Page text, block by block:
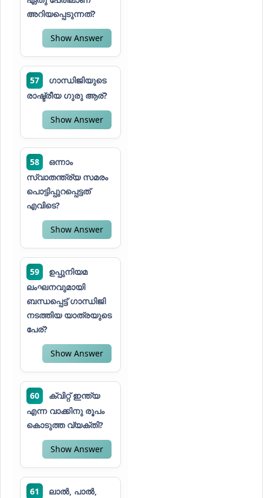
അറിയപ്പെടുന്നത്?
Show Answer
57
ഗാന്ധിജിയുടെ
രാഷ്ട്രീയ ഗുരു ആര്?
Show Answer
58
ഒന്നാം
സ്വാതന്ത്ര്യ സമരം
പൊട്ടിപ്പുറപ്പെട്ടത്
എവിടെ?
Show Answer
59
ഉപ്പുനിയമ
ലംഘനവുമായി
ബന്ധപ്പെട്ട് ഗാന്ധിജി
നടത്തിയ യാത്രയുടെ
പേര്?
Show Answer
60
ക്വിറ്റ് ഇന്ത്യ
എന്ന വാക്കിനു രൂപം
കൊടുത്ത വ്യക്തി?
Show Answer
61
ലാൽ, പാൽ,